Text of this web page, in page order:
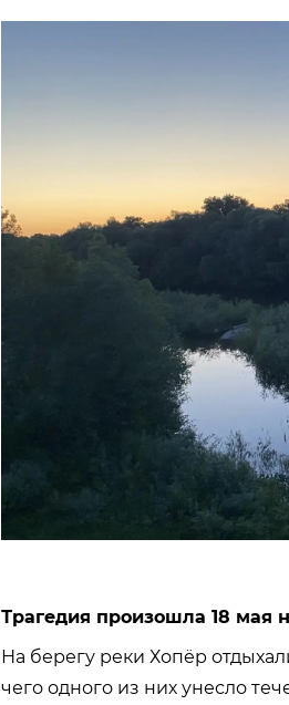
Трагедия произошла 18 мая
На берегу реки Хопёр
чего одного из них унесло